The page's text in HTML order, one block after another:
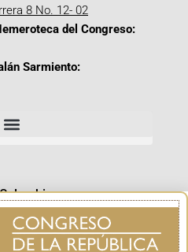
8 No. 12- 02
del Congreso:
Sarmiento: